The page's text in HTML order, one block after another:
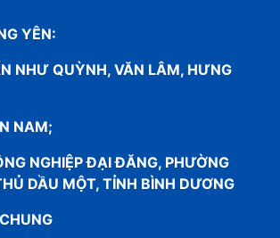
YÊN:
NHƯ QUỲNH, VĂN LÂM, HƯNG
NAM;
NGHIỆP ĐẠI ĐĂNG, PHƯỜNG
DẦU MỘT, TỈNH BÌNH DƯƠNG